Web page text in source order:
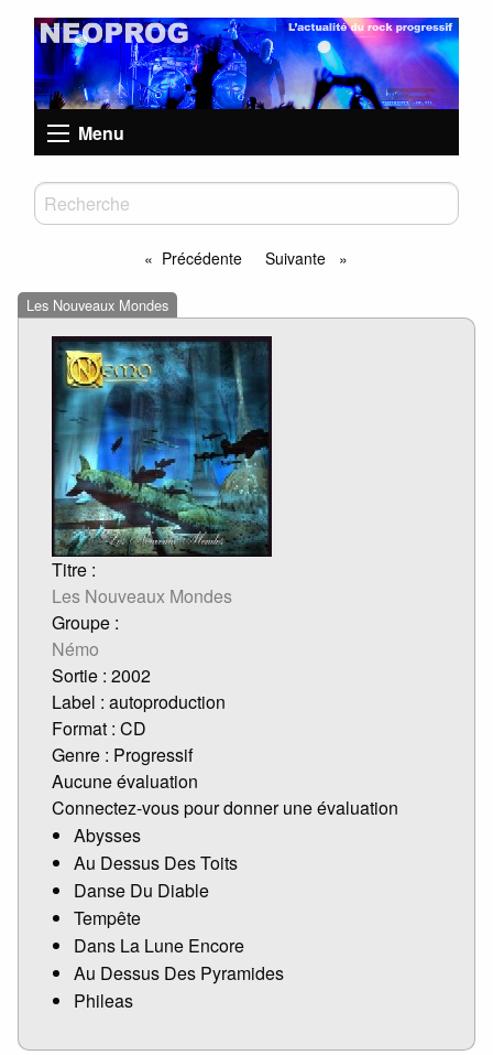
Menu
Précédente
Suivante
Les Nouveaux Mondes
Titre :
Les Nouveaux Mondes
Groupe :
Némo
Sortie : 2002
Label : autoproduction
Format : CD
Genre : Progressif
Aucune évaluation
Connectez-vous pour donner une évaluation
Abysses
Au Dessus Des Toits
Danse Du Diable
Tempête
Dans La Lune Encore
Au Dessus Des Pyramides
Phileas